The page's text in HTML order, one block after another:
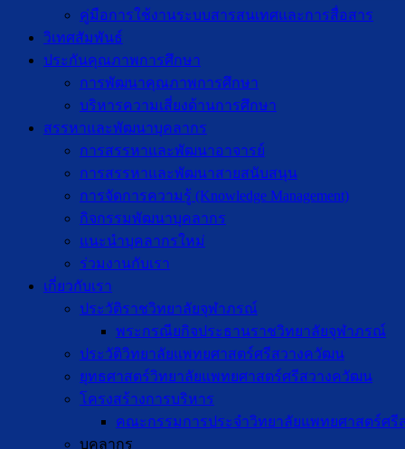
คู่มือการใช้งานระบบสารสนเทศและการสื่อสาร
วิเทศสัมพันธ์
ประกันคุณภาพการศึกษา
การพัฒนาคุณภาพการศึกษา
บริหารความเสี่ยงด้านการศึกษา
สรรหาและพัฒนาบุคลากร
การสรรหาและพัฒนาอาจารย์
การสรรหาและพัฒนาสายสนับสนุน
การจัดการความรู้ (Knowledge Management)
กิจกรรมพัฒนาบุคลากร
แนะนำบุคลากรใหม่
ร่วมงานกับเรา
เกี่ยวกับเรา
ประวัติราชวิทยาลัยจุฬาภรณ์
พระกรณียกิจประธานราชวิทยาลัยจุฬาภรณ์
ประวัติวิทยาลัยแพทยศาสตร์ศรีสวางควัฒน
ยุทธศาสตร์วิทยาลัยแพทยศาสตร์ศรีสวางควัฒน
โครงสร้างการบริหาร
คณะกรรมการประจำวิทยาลัยแพทยศาสตร์ศรี
บุคลากร